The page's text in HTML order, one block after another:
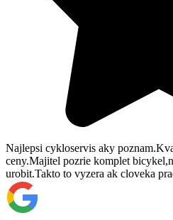
Najlepsi cykloservis aky
ceny.Majitel pozrie komplet
urobit.Takto to vyzera ak cloveka